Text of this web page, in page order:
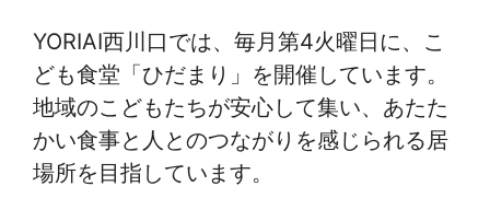
YORIAI西川口では、毎月第4火曜日に、こ
ども食堂「ひだまり」を開催しています。
地域のこどもたちが安心して集い、あたた
かい食事と人とのつながりを感じられる居
場所を目指しています。